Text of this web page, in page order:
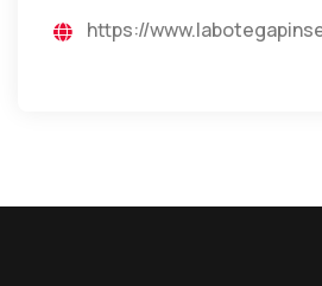
https://